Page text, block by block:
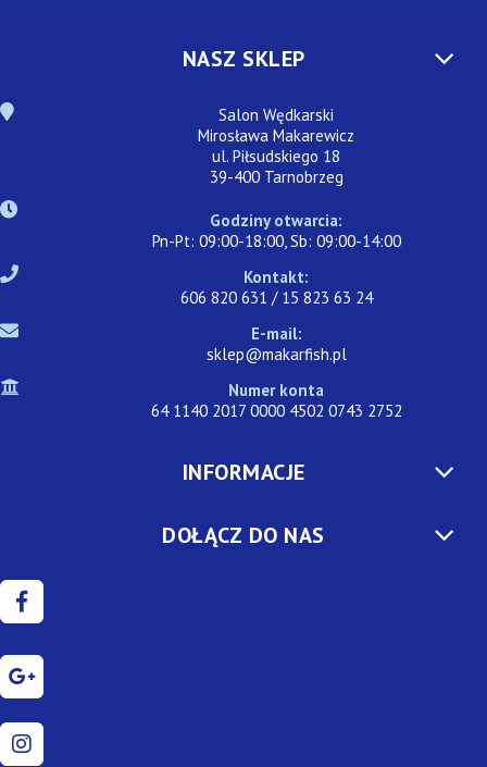
NASZ SKLEP
Salon Wędkarski
Mirosława Makarewicz
ul. Piłsudskiego 18
39-400 Tarnobrzeg
Godziny otwarcia:
Pn-Pt: 09:00-18:00, Sb: 09:00-14:00
Kontakt:
606 820 631 / 15 823 63 24
E-mail:
sklep@makarfish.pl
Numer konta
64 1140 2017 0000 4502 0743 2752
INFORMACJE
DOŁĄCZ DO NAS